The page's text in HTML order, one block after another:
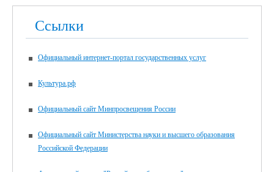
Ссылки
Официальный интернет-портал государственных услуг
Культура.рф
Официальный сайт Минпросвещения России
Официальный сайт Министерства науки и высшего образования
Российской Федерации